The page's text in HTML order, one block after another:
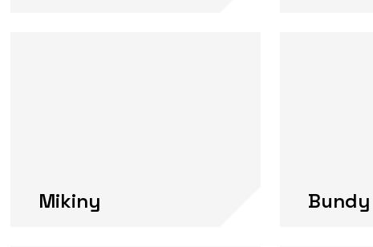
Mikiny Bundy